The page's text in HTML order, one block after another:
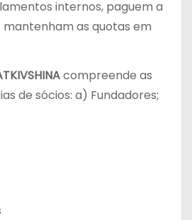
internos, paguem a
mantenham as quotas em
compreende as
de sócios: a) Fundadores;